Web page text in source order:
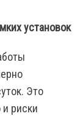
установок
Это
риски